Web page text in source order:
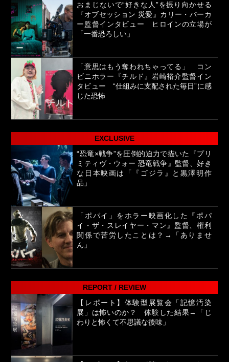
おまじないで“好きな人”を振り向かせる
『オブセッション 災愛』カリー・バーカ
ー監督インタビュー ヒロインの立場が
「一番恐ろしい」
「意思はもう奪われちゃってる」 コン
ビニホラー『チルド』岩崎裕介監督イン
タビュー “仕組みに支配された毎日”に感
じた恐怖
EXCLUSIVE
“恐竜×戦争”を圧倒的迫力で描いた『プリ
ミティヴ・ウォー 恐竜戦争』監督、好き
な日本映画は「『ゴジラ』と黒澤明作
品」
「ポパイ」をホラー映画化した『ポパ
イ・ザ・スレイヤー・マン』監督、権利
関係で苦労したことは？→「ありませ
ん」
REPORT / REVIEW
【レポート】体験型展覧会「記憶汚染
展」は怖いのか？ 体験した結果→「じ
わりと怖くて不思議な後味」